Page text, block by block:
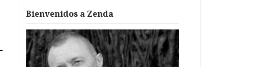
Bienvenidos a Zenda